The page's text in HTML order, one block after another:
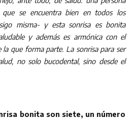
que se encuentra bien en todos los
misma- y esta sonrisa es bonita
y además es armónica con el
que forma parte. La sonrisa para ser
no solo bucodental, sino desde el
bonita son siete, un número